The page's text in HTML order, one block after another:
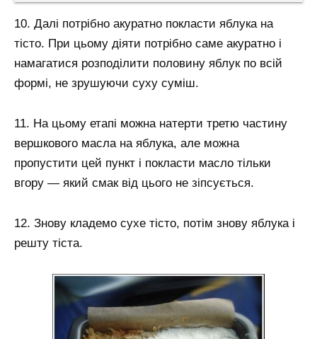
10. Далі потрібно акуратно покласти яблука на
тісто. При цьому діяти потрібно саме акуратно і
намагатися розподілити половину яблук по всій
формі, не зрушуючи суху суміш.
11. На цьому етапі можна натерти третю частину
вершкового масла на яблука, але можна
пропустити цей пункт і покласти масло тільки
вгору — який смак від цього не зіпсується.
12. Знову кладемо сухе тісто, потім знову яблука і
решту тіста.